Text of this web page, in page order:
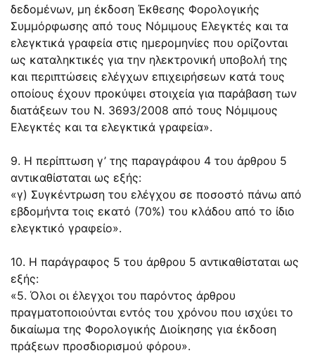
δεδομένων, μη έκδοση Έκθεσης Φορολογικής
Συμμόρφωσης από τους Νόμιμους Ελεγκτές και τα
ελεγκτικά γραφεία στις ημερομηνίες που ορίζονται
ως καταληκτικές για την ηλεκτρονική υποβολή της
και περιπτώσεις ελέγχων επιχειρήσεων κατά τους
οποίους έχουν προκύψει στοιχεία για παράβαση των
διατάξεων του N. 3693/2008 από τους Νόμιμους
Ελεγκτές και τα ελεγκτικά γραφεία».
9. Η περίπτωση γ’ της παραγράφου 4 του άρθρου 5
αντικαθίσταται ως εξής:
«γ) Συγκέντρωση του ελέγχου σε ποσοστό πάνω από
εβδομήντα τοις εκατό (70%) του κλάδου από το ίδιο
ελεγκτικό γραφείο».
10. Η παράγραφος 5 του άρθρου 5 αντικαθίσταται ως
εξής:
«5. Όλοι οι έλεγχοι του παρόντος άρθρου
πραγματοποιούνται εντός του χρόνου που ισχύει το
δικαίωμα της Φορολογικής Διοίκησης για έκδοση
πράξεων προσδιορισμού φόρου».